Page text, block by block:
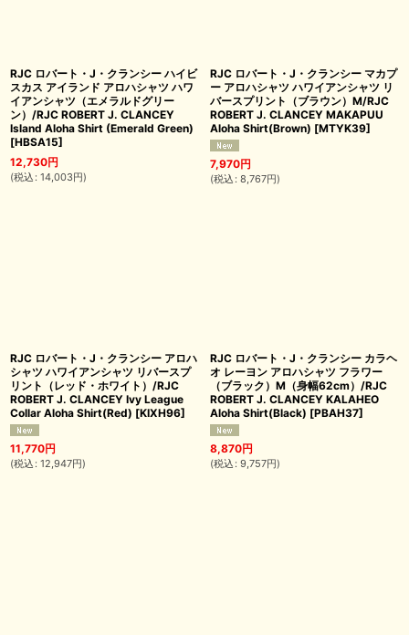
RJC ロバート・J・クランシー ハイビ
スカス アイランド アロハシャツ ハワ
イアンシャツ（エメラルドグリー
ン）/RJC ROBERT J. CLANCEY
Island Aloha Shirt (Emerald Green)
[HBSA15]
12,730円
(税込 : 14,003円)
RJC ロバート・J・クランシー マカプ
ー アロハシャツ ハワイアンシャツ リ
バースプリント（ブラウン）M/RJC
ROBERT J. CLANCEY MAKAPUU
Aloha Shirt(Brown) [MTYK39]
7,970円
(税込 : 8,767円)
RJC ロバート・J・クランシー アロハ
シャツ ハワイアンシャツ リバースプ
リント（レッド・ホワイト）/RJC
ROBERT J. CLANCEY Ivy League
Collar Aloha Shirt(Red) [KIXH96]
11,770円
(税込 : 12,947円)
RJC ロバート・J・クランシー カラヘ
オ レーヨン アロハシャツ フラワー
（ブラック）M（身幅62cm）/RJC
ROBERT J. CLANCEY KALAHEO
Aloha Shirt(Black) [PBAH37]
8,870円
(税込 : 9,757円)